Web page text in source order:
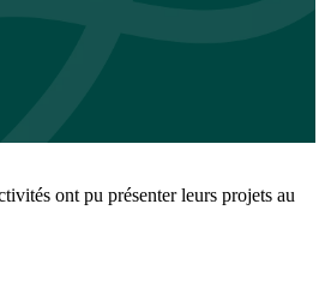
ont pu présenter leurs projets au